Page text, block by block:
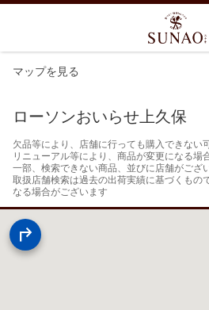
マップを見る
ローソンおいらせ上久保
欠品等により、店舗に行っても購入できない
リニューアル等により、商品が変更になる場
一部、検索できない商品、並びに店舗がござ
取扱店舗検索は過去の出荷実績に基づくもの
なる場合がございます